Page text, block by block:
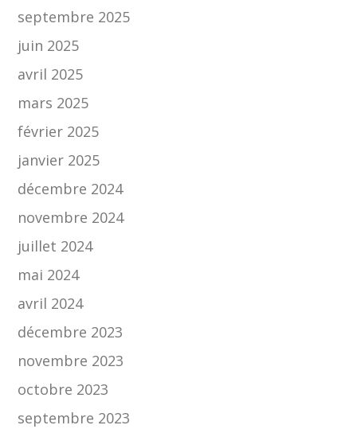
septembre 2025
juin 2025
avril 2025
mars 2025
février 2025
janvier 2025
décembre 2024
novembre 2024
juillet 2024
mai 2024
avril 2024
décembre 2023
novembre 2023
octobre 2023
septembre 2023